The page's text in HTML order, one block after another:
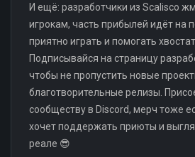
И ещё: разработчики из Scalisco
игрокам, часть прибылей идёт
приятно играть и помогать
Подписывайся на страницу
чтобы не пропустить новые
благотворительные релизы.
сообществу в Discord, мерч тоже
хочет поддержать приюты и
реале 😎